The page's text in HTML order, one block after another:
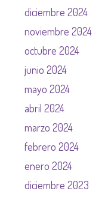
diciembre 2024
noviembre 2024
octubre 2024
junio 2024
mayo 2024
abril 2024
marzo 2024
febrero 2024
enero 2024
diciembre 2023